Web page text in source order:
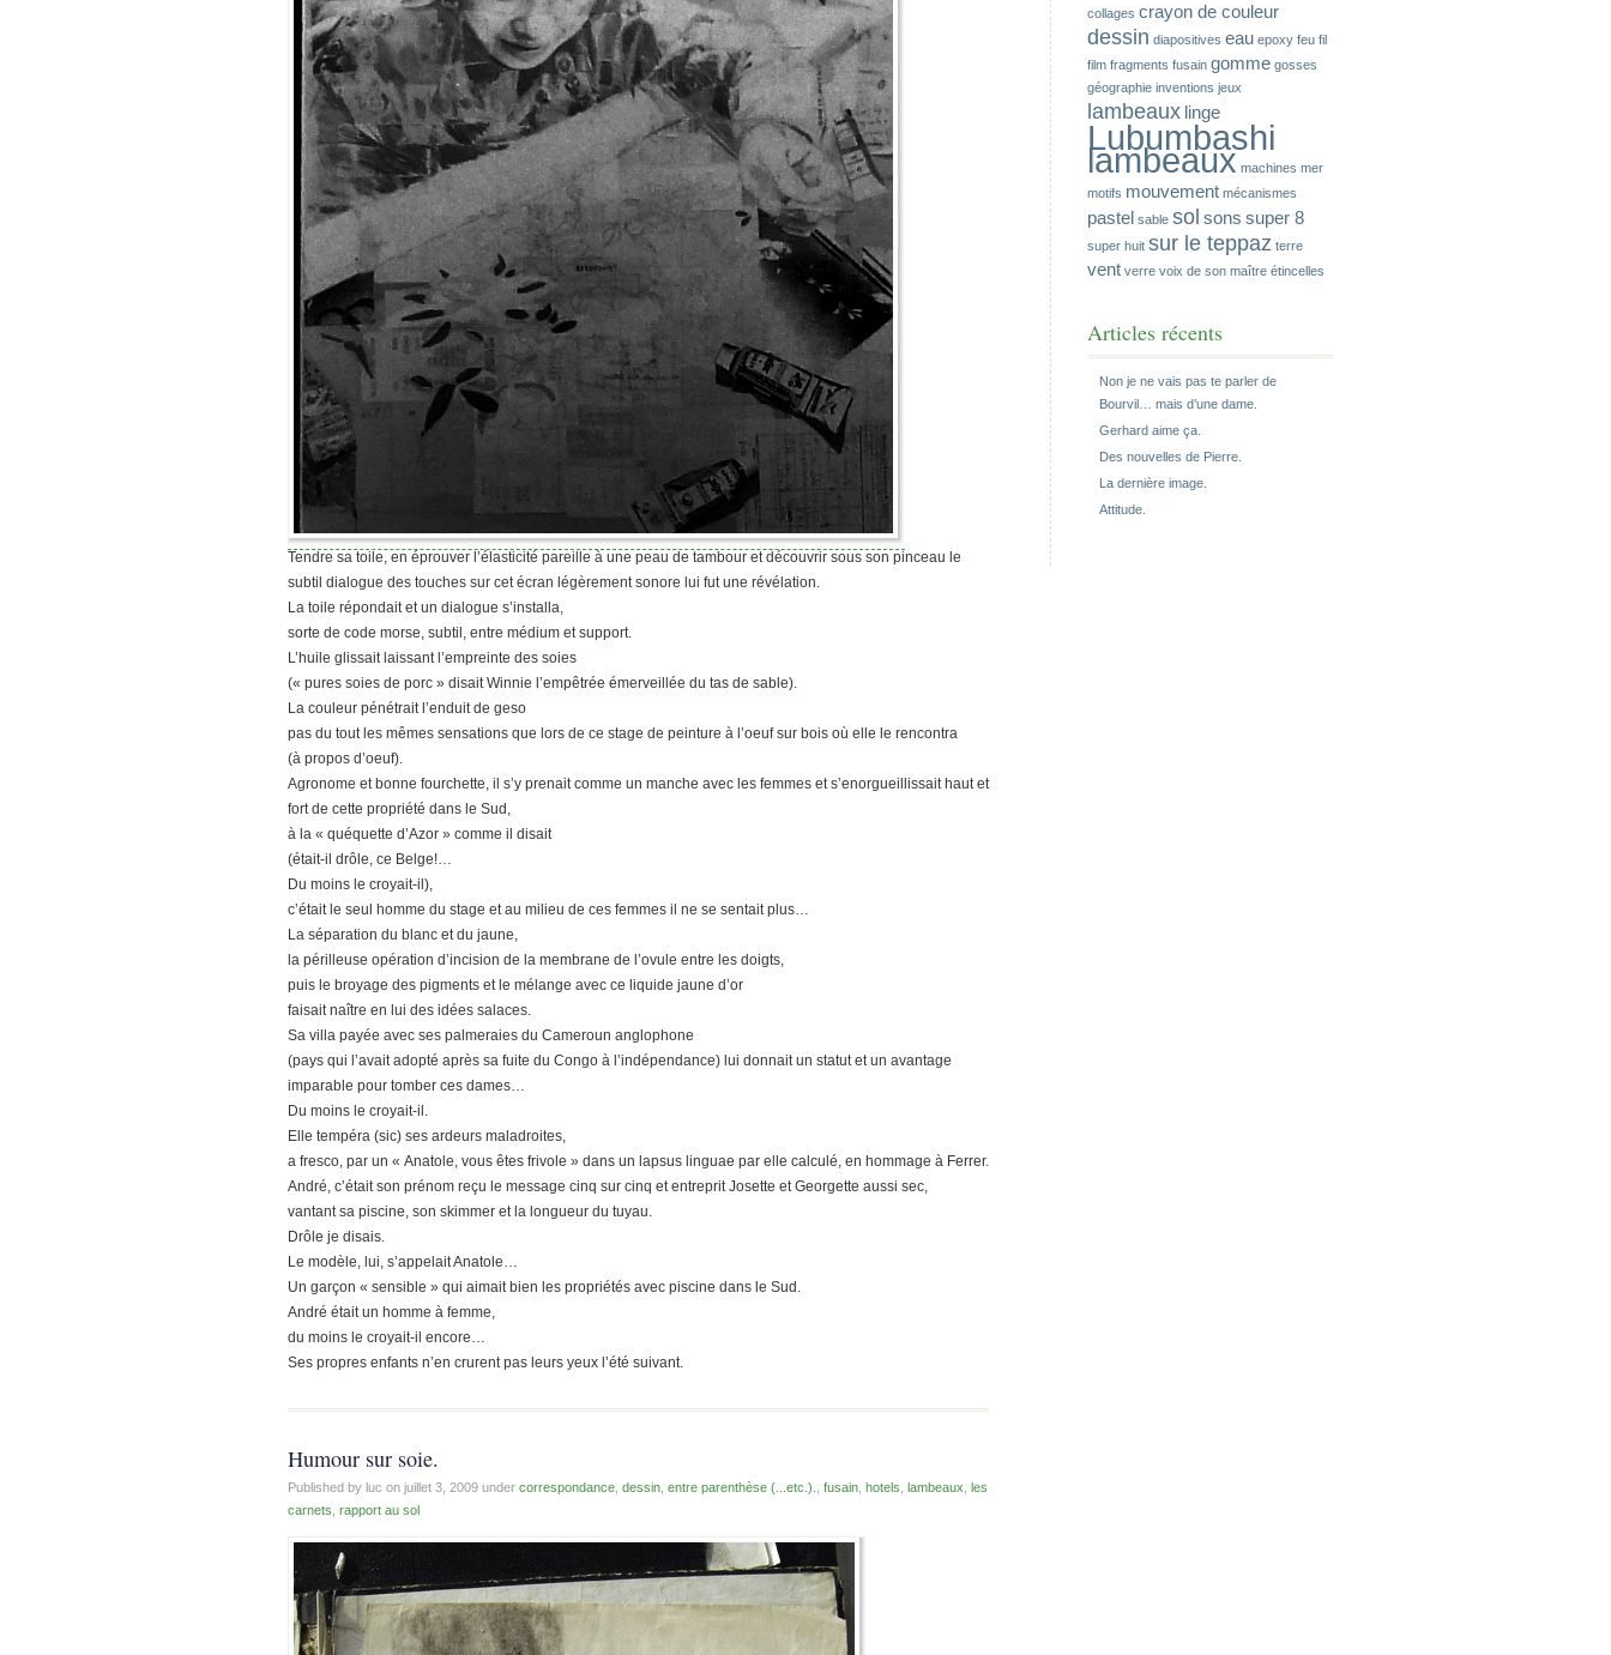
Tendre sa toile, en éprouver l’élasticité pareille à une peau de tambour et découvrir sous son pinceau le
subtil dialogue des touches sur cet écran légèrement sonore lui fut une révélation.
La toile répondait et un dialogue s’installa,
sorte de code morse, subtil, entre médium et support.
L’huile glissait laissant l’empreinte des soies
(« pures soies de porc » disait Winnie l’empêtrée émerveillée du tas de sable).
La couleur pénétrait l’enduit de geso
pas du tout les mêmes sensations que lors de ce stage de peinture à l’oeuf sur bois où elle le rencontra
(à propos d’oeuf).
Agronome et bonne fourchette, il s’y prenait comme un manche avec les femmes et s’enorgueillissait haut et
fort de cette propriété dans le Sud,
à la « quéquette d’Azor » comme il disait
(était-il drôle, ce Belge!…
Du moins le croyait-il),
c’était le seul homme du stage et au milieu de ces femmes il ne se sentait plus…
La séparation du blanc et du jaune,
la périlleuse opération d’incision de la membrane de l’ovule entre les doigts,
puis le broyage des pigments et le mélange avec ce liquide jaune d’or
faisait naître en lui des idées salaces.
Sa villa payée avec ses palmeraies du Cameroun anglophone
(pays qui l’avait adopté après sa fuite du Congo à l’indépendance) lui donnait un statut et un avantage
imparable pour tomber ces dames…
Du moins le croyait-il.
Elle tempéra (sic) ses ardeurs maladroites,
a fresco, par un « Anatole, vous êtes frivole » dans un lapsus linguae par elle calculé, en hommage à Ferrer.
André, c’était son prénom reçu le message cinq sur cinq et entreprit Josette et Georgette aussi sec,
vantant sa piscine, son skimmer et la longueur du tuyau.
Drôle je disais.
Le modèle, lui, s’appelait Anatole…
Un garçon « sensible » qui aimait bien les propriétés avec piscine dans le Sud.
André était un homme à femme,
du moins le croyait-il encore…
Ses propres enfants n’en crurent pas leurs yeux l’été suivant.
Humour sur soie.
Published by luc on juillet 3, 2009 under correspondance dessin entre parenthèse (...etc.). fusain hotels lambeaux les
carnets rapport au sol
collages crayon de couleur
dessin diapositives eau epoxy feu fil
film fragments fusain gomme gosses
géographie inventions jeux
lambeaux linge
Lubumbashi
lambeaux machines mer
motifs mouvement mécanismes
pastel sable sol sons super 8
super huit sur le teppaz terre
vent verre voix de son maître étincelles
Articles récents
Non je ne vais pas te parler de
Bourvil… mais d’une dame.
Gerhard aime ça.
Des nouvelles de Pierre.
La dernière image.
Attitude.